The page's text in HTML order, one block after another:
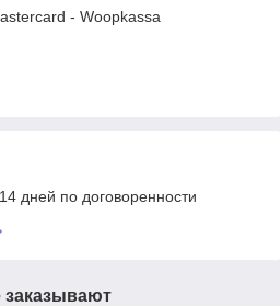
- Woopkassa
дней по договоренности
заказывают